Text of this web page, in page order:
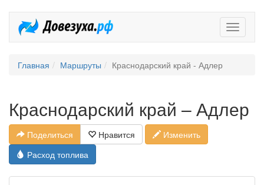
Главная Маршруты Краснодарский край - Адлер
Краснодарский край – Адлер
Поделиться Нравится
Изменить
Расход топлива